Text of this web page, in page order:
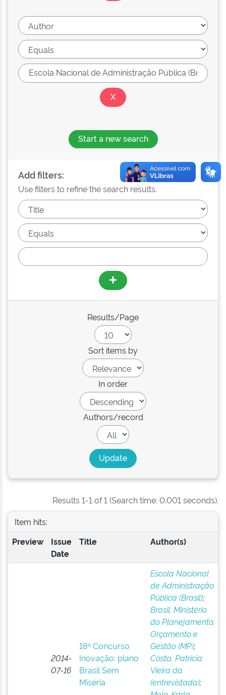
Start a new search
Add filters:
Use filters to refine the search results.
Results/Page
Sort items by
In order
Authors/record
Results 1-1 of 1 (Search time: 0.001 seconds).
Item hits:
Preview
Issue
Date
Title Author(s)
2014-
07-16
18º Concurso
Inovação: plano
Brasil Sem
Miséria
Escola Nacional
de Administração
Pública (Brasil);
Brasil. Ministério
do Planejamento,
Orçamento e
Gestão (MP);
Costa, Patricia
Vieira da
(entrevistada);